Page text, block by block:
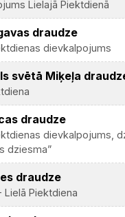
Lielajā Piektdienā
draudze
dievkalpojums
svētā Miķeļa
draudze
dievkalpojums,
dziesma”
draudze
Lielā Piektdiena